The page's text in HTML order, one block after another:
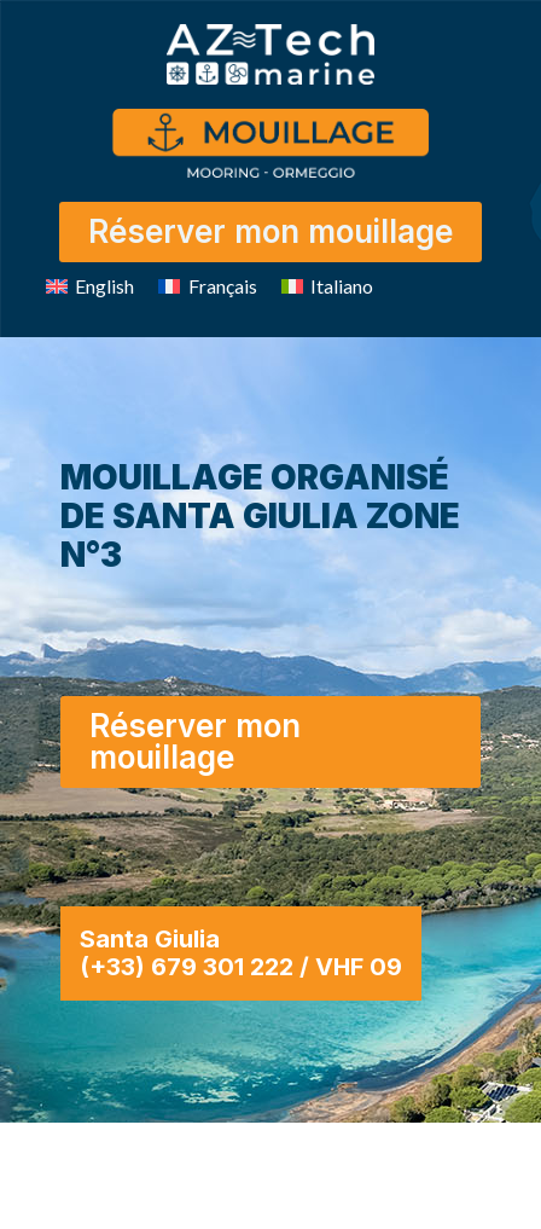
Réserver mon mouillage
English Français Italiano
MOUILLAGE ORGANISÉ
DE SANTA GIULIA ZONE
N°3
Réserver mon
mouillage
Santa Giulia
(+33) 679 301 222 / VHF 09